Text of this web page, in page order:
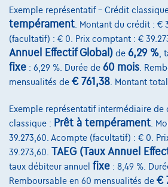
8870 Izegem, Decaigny Izegem
Comparer
Voir le véhicule
Exemple représentatif – Crédit
tempérament . Montant du crédit : €
(facultatif) : € 0. Prix comptant : €
Annuel Effectif Global) de 6,29 % ,
fixe : 6,29 %. Durée de 60 mois .
mensualités de € 761,38 . Montant
Exemple représentatif intermédiaire de
classique : Prêt à tempérament .
39.273,60. Acompte (facultatif) : € 0.
39.273,60. TAEG (Taux Annuel
taux débiteur annuel fixe : 8,49 %.
Remboursable en 60 mensualités de €